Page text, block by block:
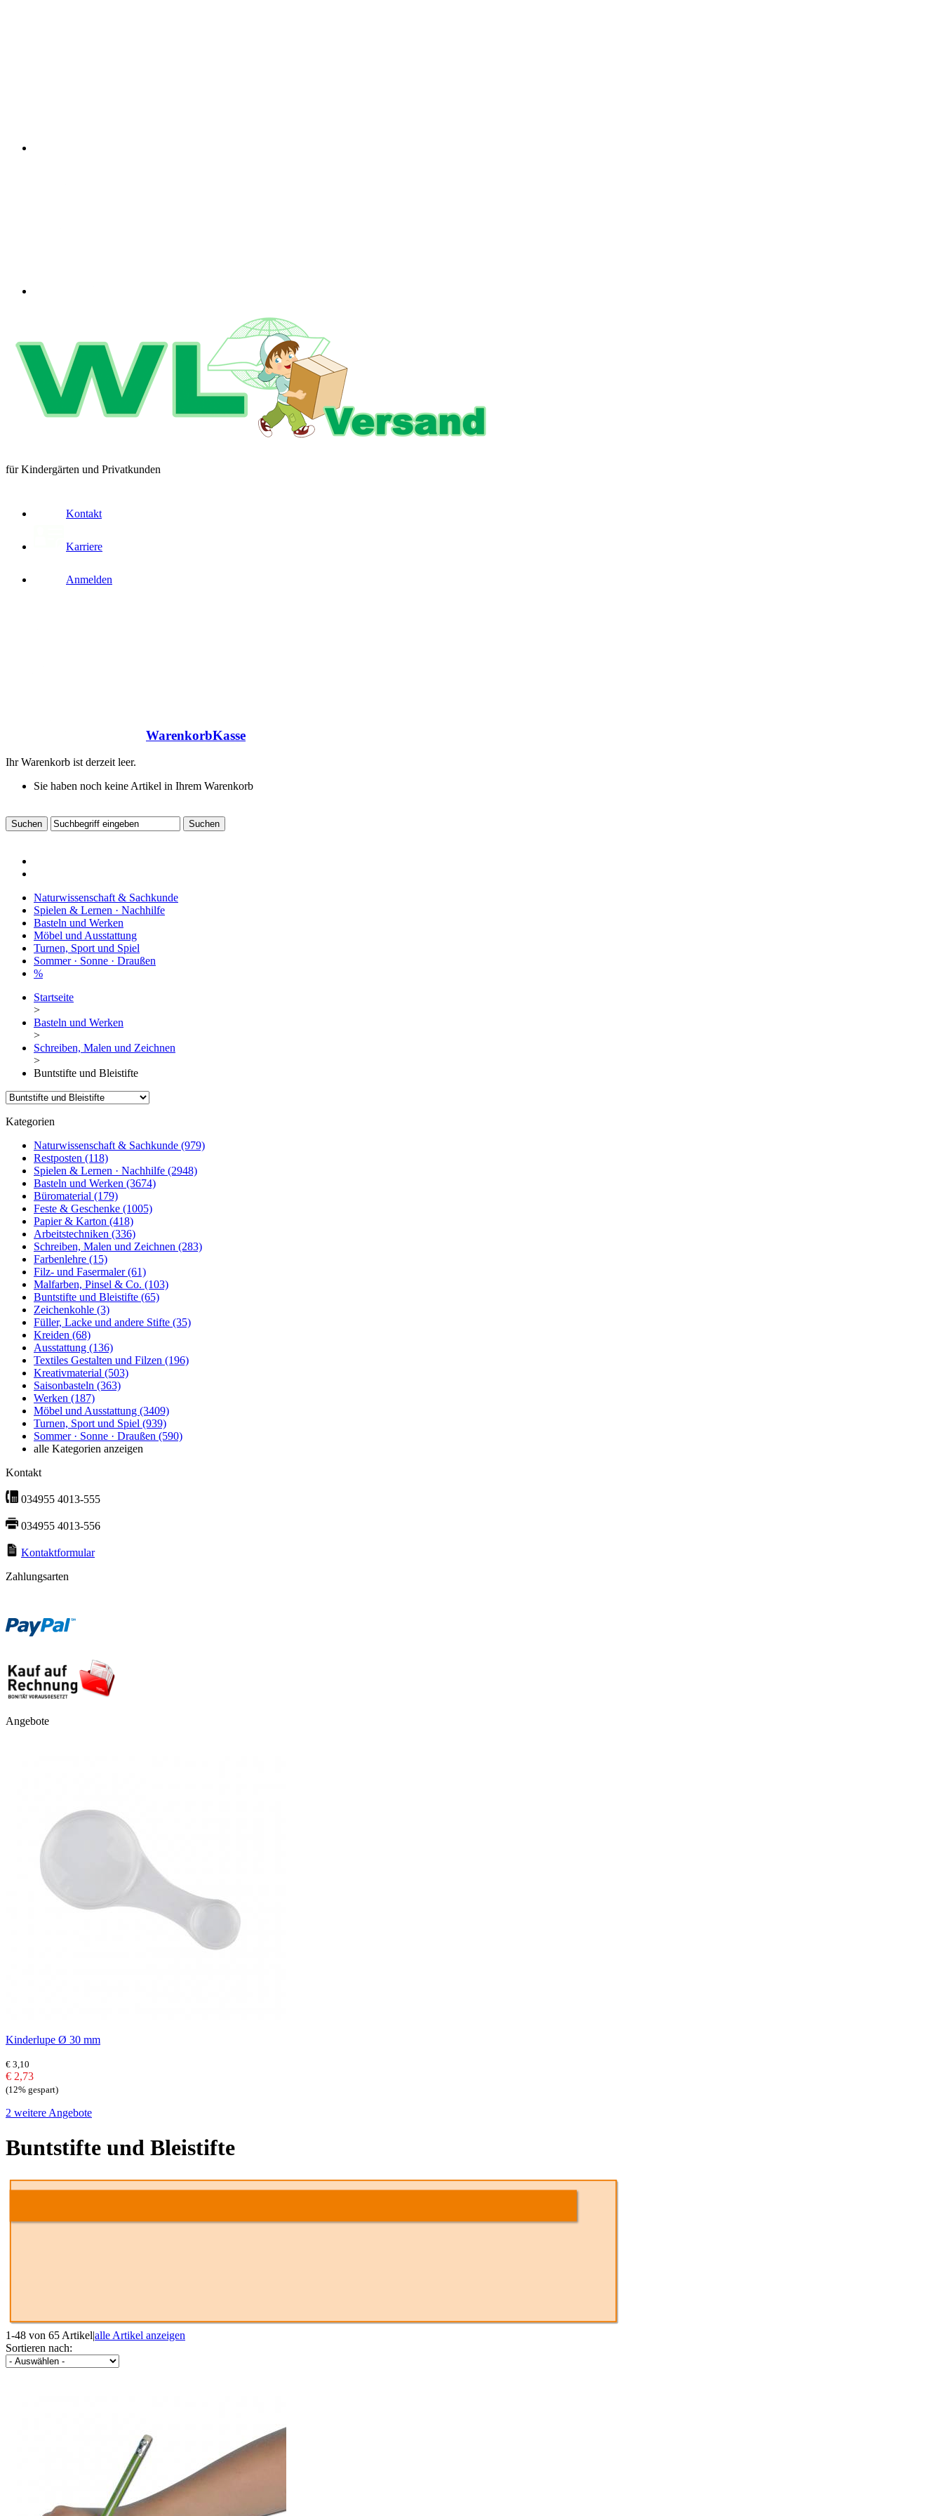
für Kindergärten und Privatkunden
Kontakt
Karriere
Anmelden
WarenkorbKasse
Ihr Warenkorb ist derzeit leer.
Sie haben noch keine Artikel in Ihrem Warenkorb
Naturwissenschaft & Sachkunde
Spielen & Lernen · Nachhilfe
Basteln und Werken
Möbel und Ausstattung
Turnen, Sport und Spiel
Sommer · Sonne · Draußen
%
Startseite
>
Basteln und Werken
>
Schreiben, Malen und Zeichnen
>
Buntstifte und Bleistifte
Kategorien
Naturwissenschaft & Sachkunde (979)
Restposten (118)
Spielen & Lernen · Nachhilfe (2948)
Basteln und Werken (3674)
Büromaterial (179)
Feste & Geschenke (1005)
Papier & Karton (418)
Arbeitstechniken (336)
Schreiben, Malen und Zeichnen (283)
Farbenlehre (15)
Filz- und Fasermaler(61)
Malfarben, Pinsel & Co. (103)
Buntstifte und Bleistifte (65)
Zeichenkohle (3)
Füller, Lacke und andere Stifte (35)
Kreiden (68)
Ausstattung (136)
Textiles Gestalten und Filzen (196)
Kreativmaterial (503)
Saisonbasteln (363)
Werken (187)
Möbel und Ausstattung (3409)
Turnen, Sport und Spiel (939)
Sommer · Sonne · Draußen (590)
alle Kategorien anzeigen
Kontakt
034955 4013-555
034955 4013-556
Kontaktformular
Zahlungsarten
Angebote
Kinderlupe Ø 30 mm
€ 3,10
€ 2,73
(12% gespart)
2 weitere Angebote
Buntstifte und Bleistifte
1-48 von 65 Artikel|alle Artikel anzeigen
Sortieren nach: